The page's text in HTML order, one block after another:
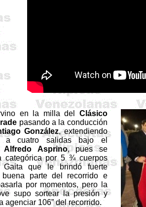
en la milla del Clásico
pasando a la conducción
González, extendiendo
a cuatro salidas bajo el
Alfredo Asprino, pues se
categórica por 5 ¾ cuerpos
que le brindó fuerte
buena parte del recorrido e
por momentos, pero la
supo sortear la presión y
agenciar 106” del recorrido.